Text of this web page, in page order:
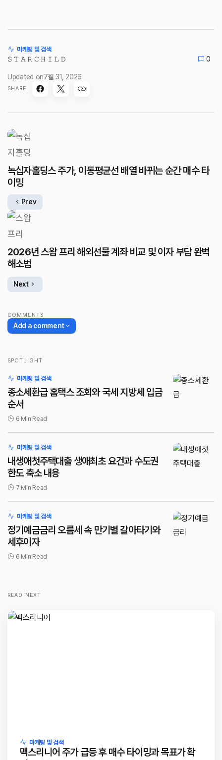
마케팅 및 검색
𝚂 𝚃 𝙰 𝚁 𝙲 𝙷 𝙸 𝙻 𝙳 0
Updated on7월 31, 2026
SHARE
녹십자홀딩스 주가, 이동평균선 배열 바뀌는 순간 매수 타
이밍
Prev
2026년 스왑 프리 해외선물 계좌 비교 및 이자 부담 완벽
해소법
Next
COMMENTS
Add a comment
SPOTLIGHT
마케팅 및 검색
종소세환급 홈택스 조회와 국세 지방세 입금
순서
6 Min Read
마케팅 및 검색
내생애첫주택대출 생애최초 요건과 수도권
한도 축소 내용
7 Min Read
마케팅 및 검색
정기예금금리 오름세 속 만기별 갈아타기와
세후이자
6 Min Read
READ NEXT
마케팅 및 검색
맥스리니어 주가 급등 후 매수 타이밍과 목표가 확